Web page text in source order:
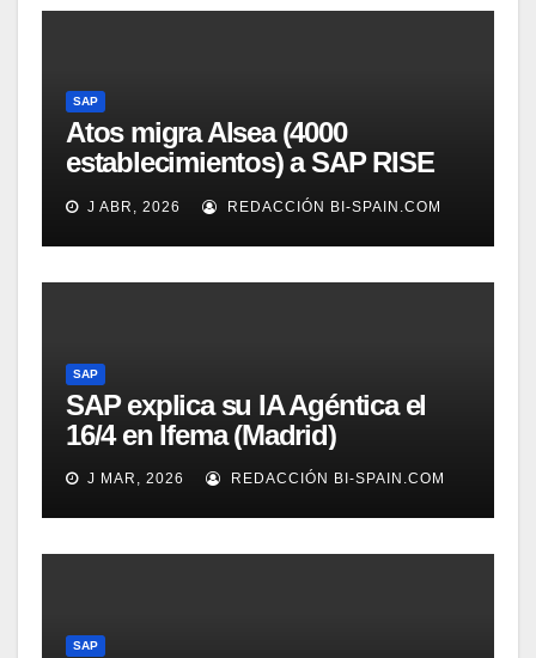
SAP
Atos migra Alsea (4000
establecimientos) a SAP RISE
en AWS USA
J ABR, 2026 REDACCIÓN BI-SPAIN.COM
SAP
SAP explica su IA Agéntica el
16/4 en Ifema (Madrid)
J MAR, 2026 REDACCIÓN BI-SPAIN.COM
SAP